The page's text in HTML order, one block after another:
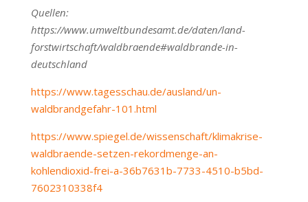
Quellen:
https://www.umweltbundesamt.de/daten/land-
forstwirtschaft/waldbraende#waldbrande-in-
deutschland
https://www.tagesschau.de/ausland/un-
waldbrandgefahr-101.html
https://www.spiegel.de/wissenschaft/klimakrise-
waldbraende-setzen-rekordmenge-an-
kohlendioxid-frei-a-36b7631b-7733-4510-b5bd-
7602310338f4